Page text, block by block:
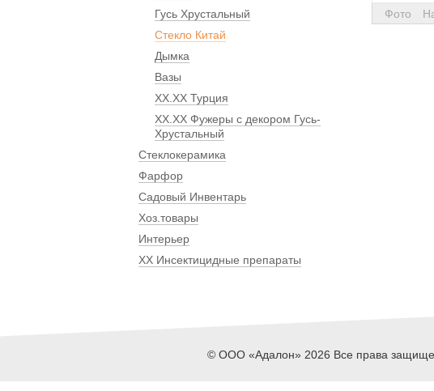
Гусь Хрустальный
Стекло Китай
Дымка
Вазы
ХХ.ХХ Турция
ХХ.ХХ Фужеры с декором Гусь-
Хрустальный
Стеклокерамика
Фарфор
Садовый Инвентарь
Хоз.товары
Интерьер
ХХ Инсектицидные препараты
Фото
© ООО «Адалон» 2026 Все права